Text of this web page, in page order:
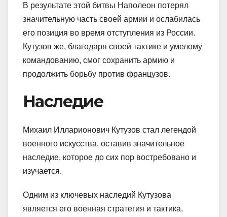
В результате этой битвы Наполеон потерял
значительную часть своей армии и ослабилась
его позиция во время отступления из России.
Кутузов же, благодаря своей тактике и умелому
командованию, смог сохранить армию и
продолжить борьбу против французов.
Наследие
Михаил Илларионович Кутузов стал легендой
военного искусства, оставив значительное
наследие, которое до сих пор востребовано и
изучается.
Одним из ключевых наследий Кутузова
является его военная стратегия и тактика,